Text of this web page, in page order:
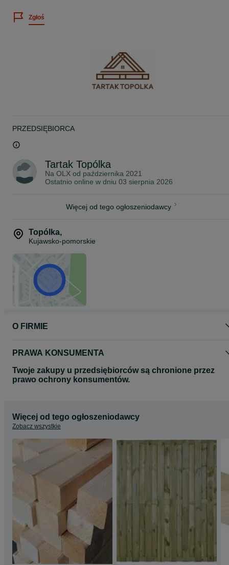
Zgłoś
PRZEDSIĘBIORCA
Tartak Topólka
Na OLX od października 2021
Ostatnio online w dniu 03 sierpnia 2026
Więcej od tego ogłoszeniodawcy
Topólka,
Kujawsko-pomorskie
O FIRMIE
PRAWA KONSUMENTA
Twoje zakupy u przedsiębiorców są chronione przez
prawo ochrony konsumentów.
Więcej od tego ogłoszeniodawcy
Zobacz wszystkie